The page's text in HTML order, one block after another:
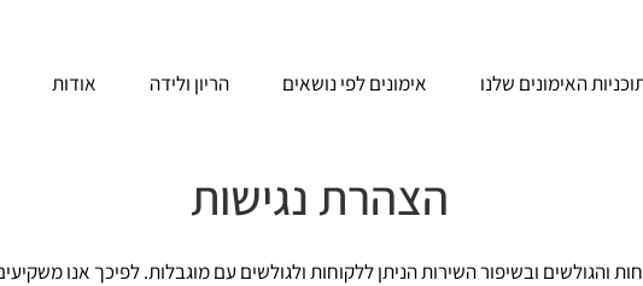
האימונים שלנו אימונים לפי נושאים הריון ולידה אודות
הצהרת נגישות
והגולשים ובשיפור השירות הניתן ללקוחות ולגולשים עם מוגבלות. לפיכך אנו